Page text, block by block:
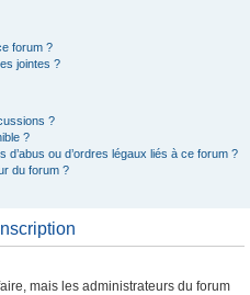
forum ?
jointes ?
?
?
ou d’ordres légaux liés à ce forum ?
du forum ?
mais les administrateurs du forum